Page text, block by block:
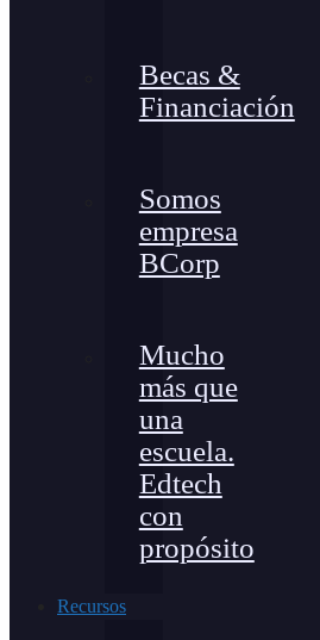
Becas &
Financiación
Somos
empresa
BCorp
Mucho
más que
una
escuela.
Edtech
con
propósito
Recursos